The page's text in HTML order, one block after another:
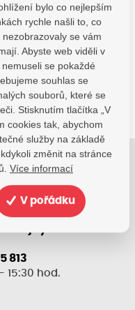
děti.
pomoci.
813
15:30 hod.
bylo co nejlepším
rychle našli to, co
se vám
Abyste web viděli v
se pokaždé
souhlas se
souborů, které se
Stisknutím tlačítka „V
cookies tak, abychom
služby na základě
změnit na stránce
Více informací
V pořádku